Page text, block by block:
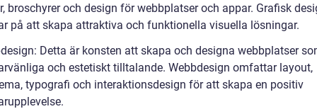
broschyrer och design för webbplatser och appar. Grafisk
på att skapa attraktiva och funktionella visuella lösningar.
Detta är konsten att skapa och designa webbplatser
och estetiskt tilltalande. Webbdesign omfattar layout,
typografi och interaktionsdesign för att skapa en positiv